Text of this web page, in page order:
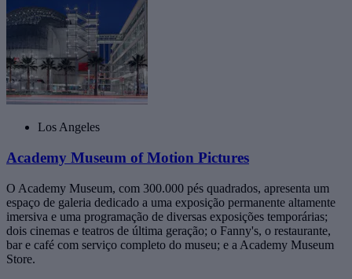
Los Angeles
Academy Museum of Motion Pictures
O Academy Museum, com 300.000 pés quadrados, apresenta um
espaço de galeria dedicado a uma exposição permanente altamente
imersiva e uma programação de diversas exposições temporárias;
dois cinemas e teatros de última geração; o Fanny's, o restaurante,
bar e café com serviço completo do museu; e a Academy Museum
Store.